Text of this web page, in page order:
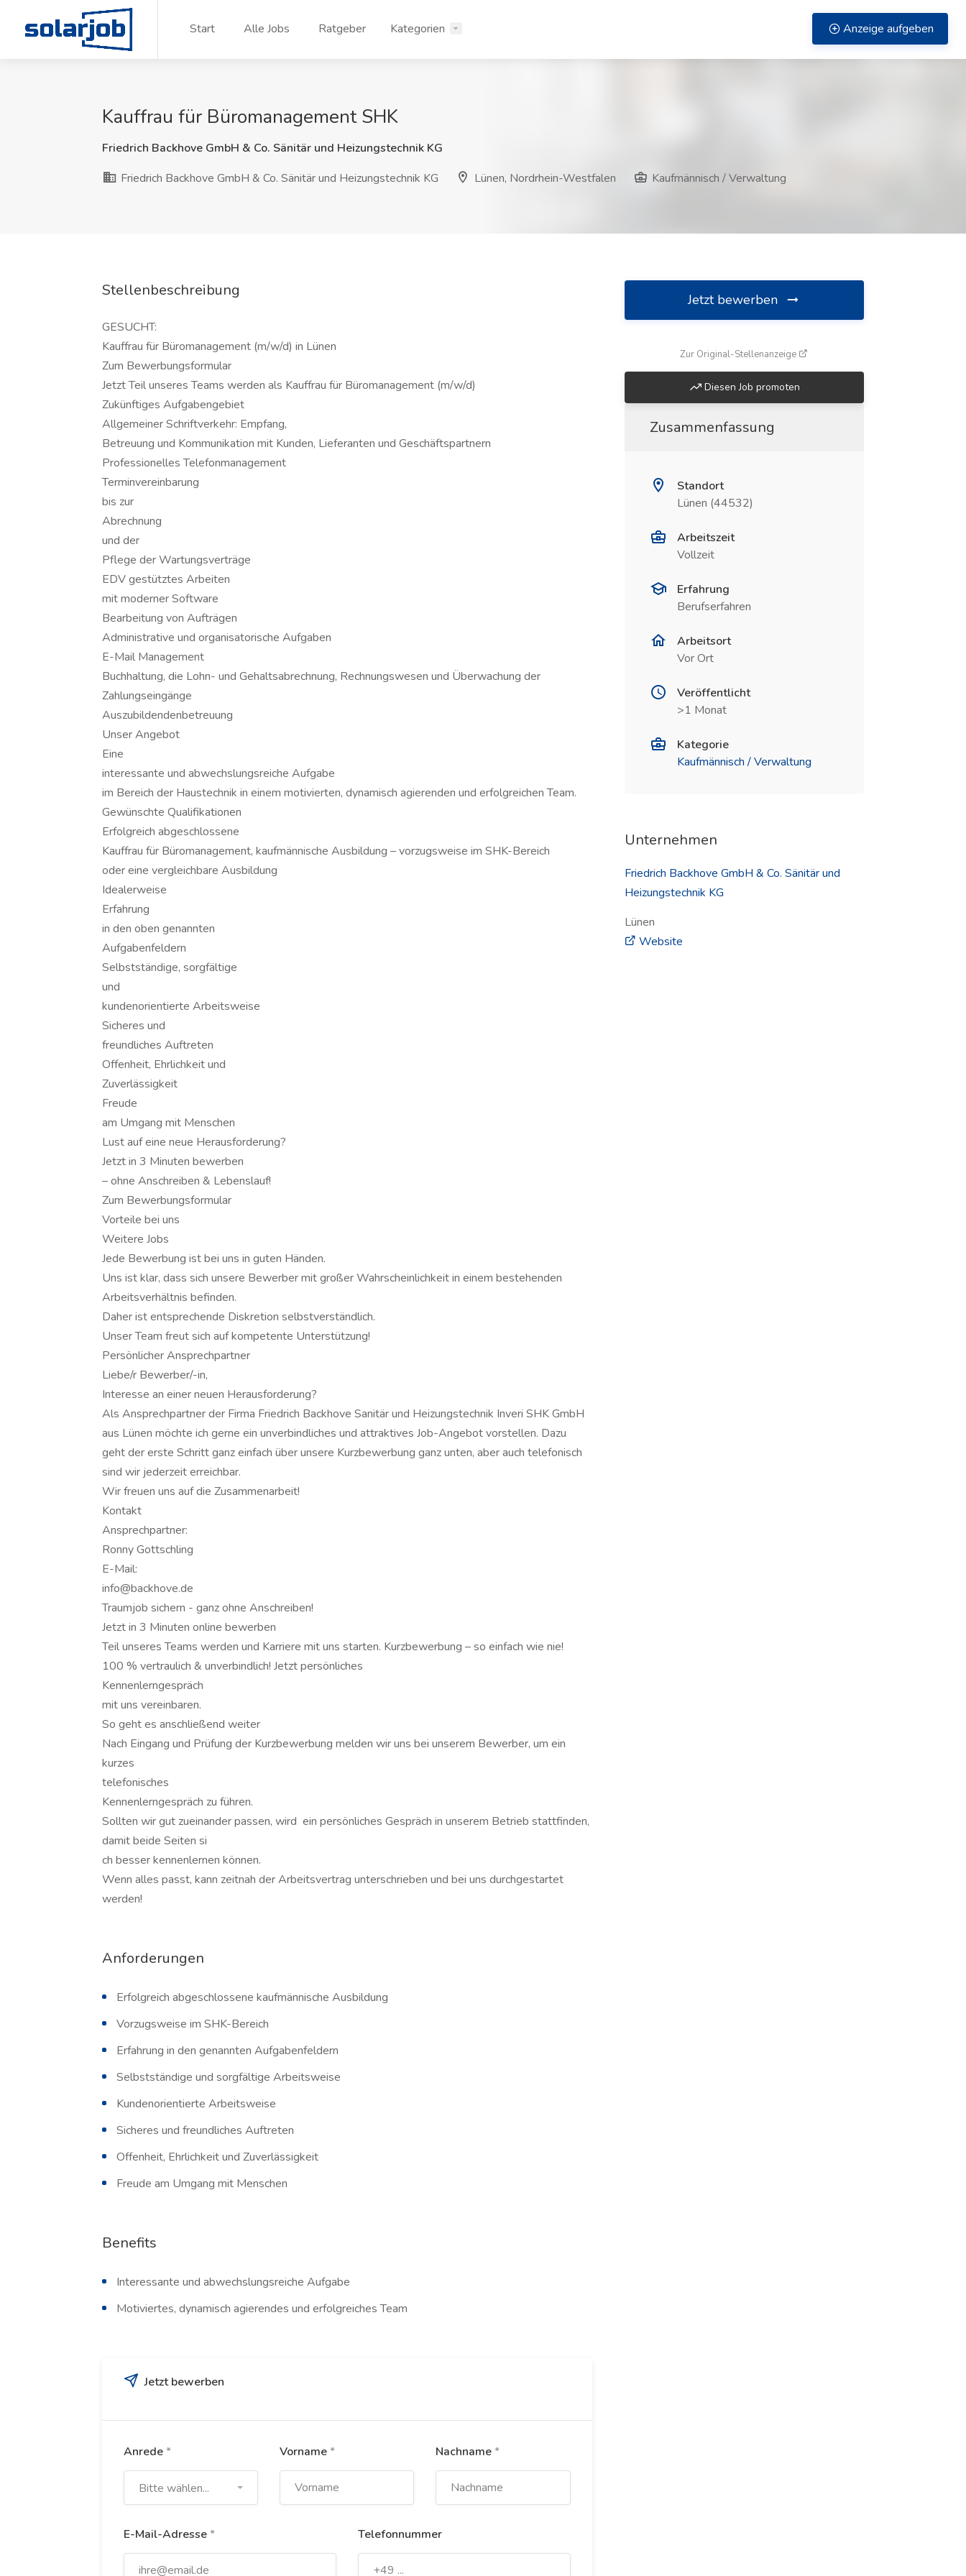
Zum Inhalt springen
Start
Alle Jobs Ratgeber Kategorien Anzeige aufgeben
Kauffrau für Büromanagement SHK
Friedrich Backhove GmbH & Co. Sänitär und Heizungstechnik KG
Friedrich Backhove GmbH & Co. Sänitär und Heizungstechnik KG
Lünen, Nordrhein-Westfalen Kaufmännisch / Verwaltung
Stellenbeschreibung
GESUCHT:
Kauffrau für Büromanagement (m/w/d) in Lünen
Zum Bewerbungsformular
Jetzt Teil unseres Teams werden als Kauffrau für Büromanagement (m/w/d)
Zukünftiges Aufgabengebiet
Allgemeiner Schriftverkehr: Empfang,
Betreuung und Kommunikation mit Kunden, Lieferanten und Geschäftspartnern
Professionelles Telefonmanagement
Terminvereinbarung
bis zur
Abrechnung
und der
Pflege der Wartungsverträge
EDV gestütztes Arbeiten
mit moderner Software
Bearbeitung von Aufträgen
Administrative und organisatorische Aufgaben
E-Mail Management
Buchhaltung, die Lohn- und Gehaltsabrechnung, Rechnungswesen und Überwachung der
Zahlungseingänge
Auszubildendenbetreuung
Unser Angebot
Eine
interessante und abwechslungsreiche Aufgabe
im Bereich der Haustechnik in einem motivierten, dynamisch agierenden und erfolgreichen Team.
Gewünschte Qualifikationen
Erfolgreich abgeschlossene
Kauffrau für Büromanagement, kaufmännische Ausbildung – vorzugsweise im SHK-Bereich
oder eine vergleichbare Ausbildung
Idealerweise
Erfahrung
in den oben genannten
Aufgabenfeldern
Selbstständige, sorgfältige
und
kundenorientierte Arbeitsweise
Sicheres und
freundliches Auftreten
Offenheit, Ehrlichkeit und
Zuverlässigkeit
Freude
am Umgang mit Menschen
Lust auf eine neue Herausforderung?
Jetzt in 3 Minuten bewerben
­– ohne Anschreiben & Lebenslauf!
Zum Bewerbungsformular
Vorteile bei uns
Weitere Jobs
Jede Bewerbung ist bei uns in guten Händen.
Uns ist klar, dass sich unsere Bewerber mit großer Wahrscheinlichkeit in einem bestehenden
Arbeitsverhältnis befinden.
Daher ist entsprechende Diskretion selbstverständlich.
Unser Team freut sich auf kompetente Unterstützung!
Persönlicher Ansprechpartner
Liebe/r Bewerber/-in,
Interesse an einer neuen Herausforderung?
Als Ansprechpartner der Firma Friedrich Backhove Sanitär und Heizungstechnik Inveri SHK GmbH
aus Lünen möchte ich gerne ein unverbindliches und attraktives Job-Angebot vorstellen. Dazu
geht der erste Schritt ganz einfach über unsere Kurzbewerbung ganz unten, aber auch telefonisch
sind wir jederzeit erreichbar.
Wir freuen uns auf die Zusammenarbeit!
Kontakt
Ansprechpartner:
Ronny Gottschling
E-Mail:
info@backhove.de
Traumjob sichern - ganz ohne Anschreiben!
Jetzt in 3 Minuten online bewerben
Teil unseres Teams werden und Karriere mit uns starten. Kurzbewerbung – so einfach wie nie!
100 % vertraulich & unverbindlich! Jetzt persönliches
Kennenlerngespräch
mit uns vereinbaren.
So geht es anschließend weiter
Nach Eingang und Prüfung der Kurzbewerbung melden wir uns bei unserem Bewerber, um ein
kurzes
telefonisches
Kennenlerngespräch zu führen.
Sollten wir gut zueinander passen, wird ein persönliches Gespräch in unserem Betrieb stattfinden,
damit beide Seiten si
ch besser kennenlernen können.
Wenn alles passt, kann zeitnah der Arbeitsvertrag unterschrieben und bei uns durchgestartet
werden!
Anforderungen
Erfolgreich abgeschlossene kaufmännische Ausbildung
Vorzugsweise im SHK-Bereich
Erfahrung in den genannten Aufgabenfeldern
Selbstständige und sorgfältige Arbeitsweise
Kundenorientierte Arbeitsweise
Sicheres und freundliches Auftreten
Offenheit, Ehrlichkeit und Zuverlässigkeit
Freude am Umgang mit Menschen
Benefits
Interessante und abwechslungsreiche Aufgabe
Motiviertes, dynamisch agierendes und erfolgreiches Team
Jetzt bewerben
Anrede*
Bitte wählen...
Vorname* Nachname*
E-Mail-Adresse* Telefonnummer
Jetzt bewerben
Zur Original-Stellenanzeige
Diesen Job promoten
Zusammenfassung
Standort
Lünen (44532)
Arbeitszeit
Vollzeit
Erfahrung
Berufserfahren
Arbeitsort
Vor Ort
Veröffentlicht
>1 Monat
Kategorie
Kaufmännisch / Verwaltung
Unternehmen
Friedrich Backhove GmbH & Co. Sänitär und
Heizungstechnik KG
Lünen
Website(öffnet in neuem Fenster)